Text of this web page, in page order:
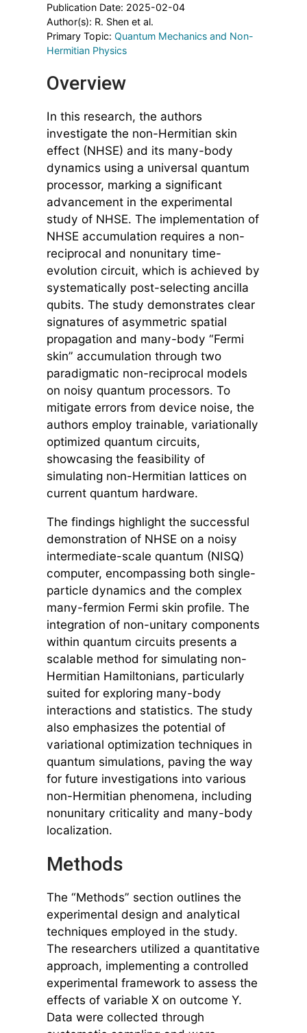
Publication Date: 2025-02-04
Author(s): R. Shen et al.
Primary Topic: Quantum Mechanics and Non-
Hermitian Physics
Overview
In this research, the authors
investigate the non-Hermitian skin
effect (NHSE) and its many-body
dynamics using a universal quantum
processor, marking a significant
advancement in the experimental
study of NHSE. The implementation of
NHSE accumulation requires a non-
reciprocal and nonunitary time-
evolution circuit, which is achieved by
systematically post-selecting ancilla
qubits. The study demonstrates clear
signatures of asymmetric spatial
propagation and many-body “Fermi
skin” accumulation through two
paradigmatic non-reciprocal models
on noisy quantum processors. To
mitigate errors from device noise, the
authors employ trainable, variationally
optimized quantum circuits,
showcasing the feasibility of
simulating non-Hermitian lattices on
current quantum hardware.
The findings highlight the successful
demonstration of NHSE on a noisy
intermediate-scale quantum (NISQ)
computer, encompassing both single-
particle dynamics and the complex
many-fermion Fermi skin profile. The
integration of non-unitary components
within quantum circuits presents a
scalable method for simulating non-
Hermitian Hamiltonians, particularly
suited for exploring many-body
interactions and statistics. The study
also emphasizes the potential of
variational optimization techniques in
quantum simulations, paving the way
for future investigations into various
non-Hermitian phenomena, including
nonunitary criticality and many-body
localization.
Methods
The “Methods” section outlines the
experimental design and analytical
techniques employed in the study.
The researchers utilized a quantitative
approach, implementing a controlled
experimental framework to assess the
effects of variable X on outcome Y.
Data were collected through